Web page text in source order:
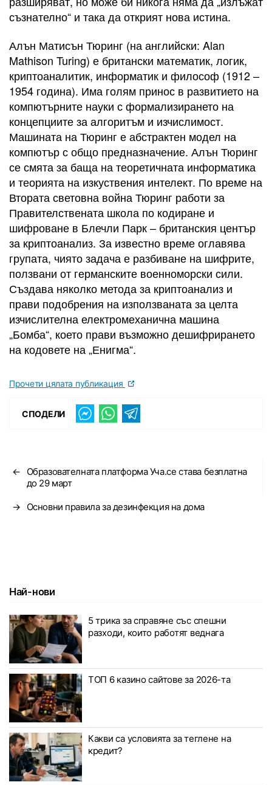
съзнателно“ и така да открият нова истина.
Алън Матисън Тюринг (на английски: Alan
Mathison Turing) е британски математик, логик,
криптоаналитик, информатик и философ (1912 –
1954 година). Има голям принос в развитието на
компютърните науки с формализирането на
концепциите за алгоритъм и изчислимост.
Машината на Тюринг е абстрактен модел на
компютър с общо предназначение. Алън Тюринг
се смята за баща на теоретичната информатика
и теорията на изкуствения интелект. По време на
Втората световна война Тюринг работи за
Правителствената школа по кодиране и
шифроване в Блечли Парк – британския център
за криптоанализ. За известно време оглавява
групата, чиято задача е разбиване на шифрите,
ползвани от германските военноморски сили.
Създава няколко метода за криптоанализ и
прави подобрения на използваната за целта
изчислителна електромеханична машина
„Бомба“, което прави възможно дешифрирането
на кодовете на „Енигма“.
Прочети цялата публикация
СПОДЕЛИ
←
Образователната платформа Уча.се става безплатна
до 29 март
→ Основни правила за дезинфекция на дома
Най-нови
5 трика за справяне със спешни
разходи, които работят веднага
ТОП 6 казино сайтове за 2026-та
Какви са условията за теглене на
кредит?